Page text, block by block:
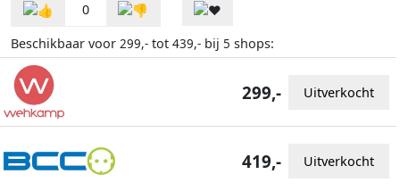
0
Beschikbaar voor 299,- tot 439,- bij 5 shops:
299,- Uitverkocht
419,- Uitverkocht